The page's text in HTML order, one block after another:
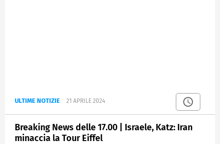
ULTIME NOTIZIE 21 APRILE 2024
Breaking News delle 17.00 | Israele, Katz: Iran
minaccia la Tour Eiffel